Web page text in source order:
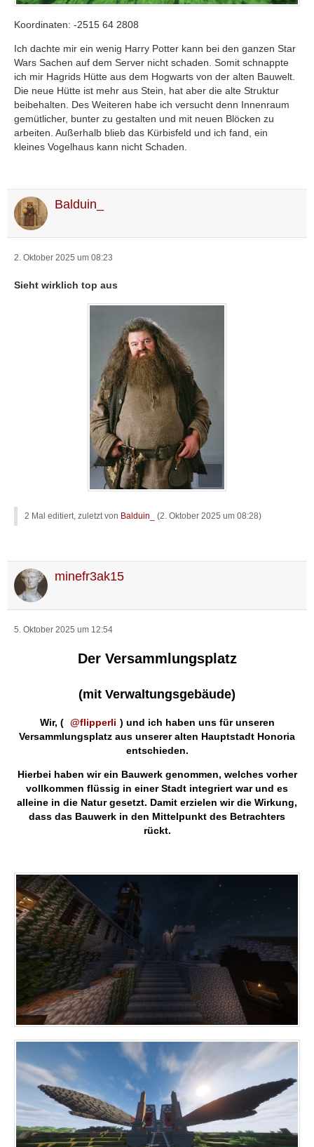
Koordinaten: -2515 64 2808
Ich dachte mir ein wenig Harry Potter kann bei den ganzen Star
Wars Sachen auf dem Server nicht schaden. Somit schnappte
ich mir Hagrids Hütte aus dem Hogwarts von der alten Bauwelt.
Die neue Hütte ist mehr aus Stein, hat aber die alte Struktur
beibehalten. Des Weiteren habe ich versucht denn Innenraum
gemütlicher, bunter zu gestalten und mit neuen Blöcken zu
arbeiten. Außerhalb blieb das Kürbisfeld und ich fand, ein
kleines Vogelhaus kann nicht Schaden.
Balduin_
2. Oktober 2025 um 08:23
Sieht wirklich top aus
2 Mal editiert, zuletzt von Balduin_ (2. Oktober 2025 um 08:28)
minefr3ak15
5. Oktober 2025 um 12:54
Der Versammlungsplatz
(mit Verwaltungsgebäude)
Wir, ( flipperli ) und ich haben uns für unseren
Versammlungsplatz aus unserer alten Hauptstadt Honoria
entschieden.
Hierbei haben wir ein Bauwerk genommen, welches vorher
vollkommen flüssig in einer Stadt integriert war und es
alleine in die Natur gesetzt. Damit erzielen wir die Wirkung,
dass das Bauwerk in den Mittelpunkt des Betrachters
rückt.